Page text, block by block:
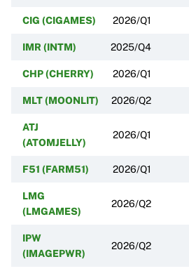
CIG (CIGAMES) 2026/Q1
IMR (INTM) 2025/Q4
CHP (CHERRY) 2026/Q1
MLT (MOONLIT) 2026/Q2
ATJ
(ATOMJELLY)
2026/Q1
F51 (FARM51) 2026/Q1
LMG
(LMGAMES)
2026/Q2
IPW
(IMAGEPWR)
2026/Q2